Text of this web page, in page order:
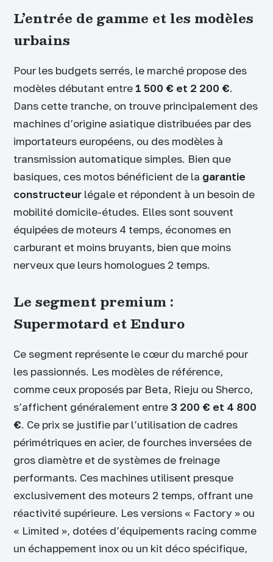
L’entrée de gamme et les modèles
urbains
Pour les budgets serrés, le marché propose des
modèles débutant entre 1 500 € et 2 200 €.
Dans cette tranche, on trouve principalement des
machines d’origine asiatique distribuées par des
importateurs européens, ou des modèles à
transmission automatique simples. Bien que
basiques, ces motos bénéficient de la garantie
constructeur légale et répondent à un besoin de
mobilité domicile-études. Elles sont souvent
équipées de moteurs 4 temps, économes en
carburant et moins bruyants, bien que moins
nerveux que leurs homologues 2 temps.
Le segment premium :
Supermotard et Enduro
Ce segment représente le cœur du marché pour
les passionnés. Les modèles de référence,
comme ceux proposés par Beta, Rieju ou Sherco,
s’affichent généralement entre 3 200 € et 4 800
€. Ce prix se justifie par l’utilisation de cadres
périmétriques en acier, de fourches inversées de
gros diamètre et de systèmes de freinage
performants. Ces machines utilisent presque
exclusivement des moteurs 2 temps, offrant une
réactivité supérieure. Les versions « Factory » ou
« Limited », dotées d’équipements racing comme
un échappement inox ou un kit déco spécifique,